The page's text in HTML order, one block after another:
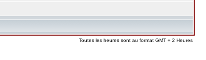
Toutes les heures sont au format GMT + 2 Heures